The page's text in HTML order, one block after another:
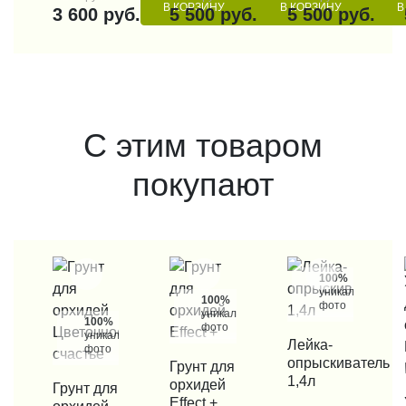
3 600 руб. В КОРЗИНУ
5 500 руб. В КОРЗИНУ
5 500 руб.
С этим товаром
покупают
100%
уникальные
фото
КУПИТЬ В 1 КЛИК
Грунт для
100%
уникальные
фото
КУПИТЬ В 1 КЛИК
Грунт для
орхидей
Effect +
100%
уникальные
фото
КУПИТЬ В 1 КЛИК
Лейка-
опрыскиватель
1,4л